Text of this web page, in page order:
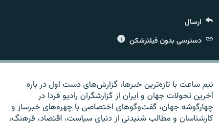
زبان‌های دیگر
ارسال
دسترسی بدون فیلترشکن
نیم ساعت با تازه‌ترین خبرها، گزارش‌های دست اول در باره
آخرین تحولات جهان و ایران از گزارشگران رادیو فردا در
چهارگوشه جهان، گفت‌وگوهای اختصاصی با چهره‌های خبرساز و
کارشناسان و مطالب شنیدنی از دنیای سیاست، اقتصاد، فرهنگ،